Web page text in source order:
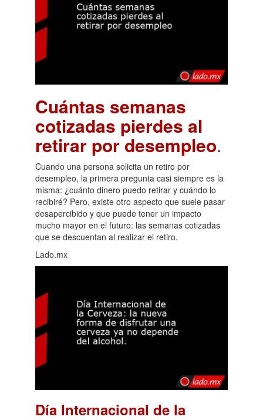
Cuántas semanas
cotizadas pierdes al
retirar por desempleo.
Cuando una persona solicita un retiro por
desempleo, la primera pregunta casi siempre es la
misma: ¿cuánto dinero puedo retirar y cuándo lo
recibiré? Pero, existe otro aspecto que suele pasar
desapercibido y que puede tener un impacto
mucho mayor en el futuro: las semanas cotizadas
que se descuentan al realizar el retiro.
Lado.mx
Día Internacional de la